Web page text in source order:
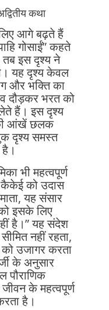
कथा
आगे बढ़ते हैं
गोसाईं” कहते
इस दृश्य ने
यह दृश्य केवल
और भक्ति का
दौड़कर भरत को
हैं। इस दृश्य
आंखें छलक
दृश्य समस्त
भी महत्वपूर्ण
कैकेई को उदास
यह संसार
इसके लिए
है।” यह संदेश
नहीं रहता,
उजागर करता
के अनुसार
पौराणिक
के महत्वपूर्ण
है।